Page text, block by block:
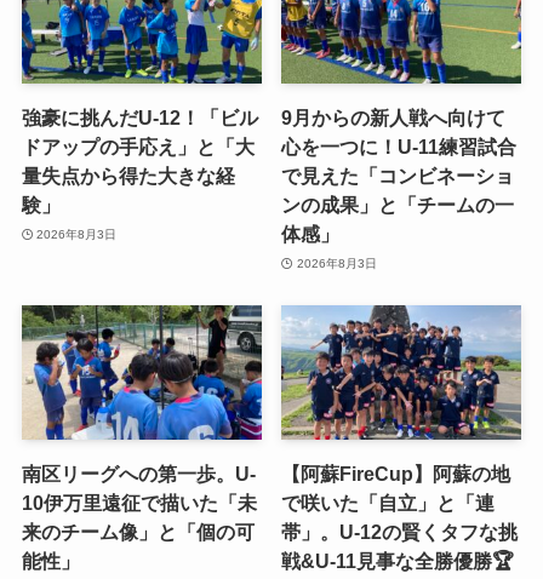
強豪に挑んだU-12！「ビル
ドアップの手応え」と「大
量失点から得た大きな経
験」
2026年8月3日
9月からの新人戦へ向けて
心を一つに！U-11練習試合
で見えた「コンビネーショ
ンの成果」と「チームの一
体感」
2026年8月3日
南区リーグへの第一歩。U-
10伊万里遠征で描いた「未
来のチーム像」と「個の可
能性」
【阿蘇FireCup】阿蘇の地
で咲いた「自立」と「連
帯」。U-12の賢くタフな挑
戦&U-11見事な全勝優勝🏆